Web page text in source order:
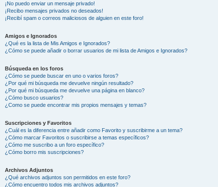
¡No puedo enviar un mensaje privado!
¡Recibo mensajes privados no deseados!
¡Recibí spam o correos maliciosos de alguien en este foro!
Amigos e Ignorados
¿Qué es la lista de Mis Amigos e Ignorados?
¿Cómo se puede añadir o borrar usuarios de mi lista de Amigos e Ignorados?
Búsqueda en los foros
¿Cómo se puede buscar en uno o varios foros?
¿Por qué mi búsqueda me devuelve ningún resultado?
¿Por qué mi búsqueda me devuelve una página en blanco?
¿Cómo busco usuarios?
¿Como se puede encontrar mis propios mensajes y temas?
Suscripciones y Favoritos
¿Cuál es la diferencia entre añadir como Favorito y suscribirme a un tema?
¿Cómo marcar Favoritos o suscribirse a temas específicos?
¿Cómo me suscribo a un foro específico?
¿Cómo borro mis suscripciones?
Archivos Adjuntos
¿Qué archivos adjuntos son permitidos en este foro?
¿Cómo encuentro todos mis archivos adjuntos?